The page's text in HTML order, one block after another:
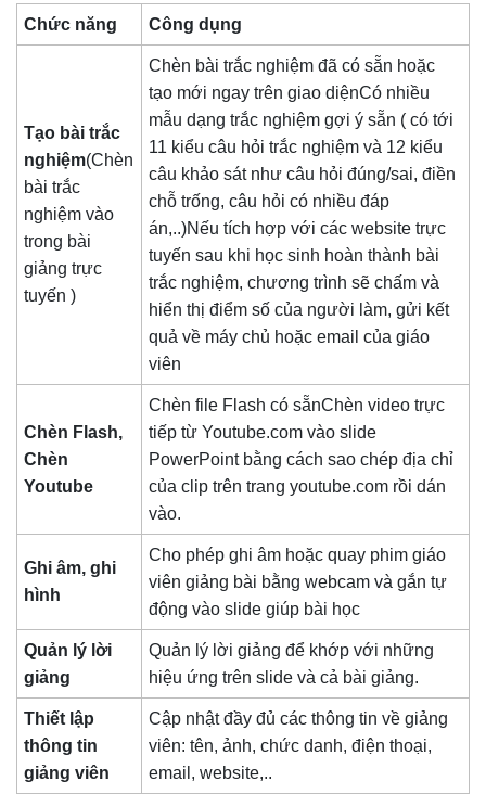
Chức năng Công dụng
Tạo bài trắc
nghiệm(Chèn
bài trắc
nghiệm vào
trong bài
giảng trực
tuyến )
Chèn bài trắc nghiệm đã có sẵn hoặc
tạo mới ngay trên giao diệnCó nhiều
mẫu dạng trắc nghiệm gợi ý sẵn ( có tới
11 kiểu câu hỏi trắc nghiệm và 12 kiểu
câu khảo sát như câu hỏi đúng/sai, điền
chỗ trống, câu hỏi có nhiều đáp
án,..)Nếu tích hợp với các website trực
tuyến sau khi học sinh hoàn thành bài
trắc nghiệm, chương trình sẽ chấm và
hiển thị điểm số của người làm, gửi kết
quả về máy chủ hoặc email của giáo
viên
Chèn Flash,
Chèn
Youtube
Chèn file Flash có sẵnChèn video trực
tiếp từ Youtube.com vào slide
PowerPoint bằng cách sao chép địa chỉ
của clip trên trang youtube.com rồi dán
vào.
Ghi âm, ghi
hình
Cho phép ghi âm hoặc quay phim giáo
viên giảng bài bằng webcam và gắn tự
động vào slide giúp bài học
Quản lý lời
giảng
Quản lý lời giảng để khớp với những
hiệu ứng trên slide và cả bài giảng.
Thiết lập
thông tin
giảng viên
Cập nhật đầy đủ các thông tin về giảng
viên: tên, ảnh, chức danh, điện thoại,
email, website,..